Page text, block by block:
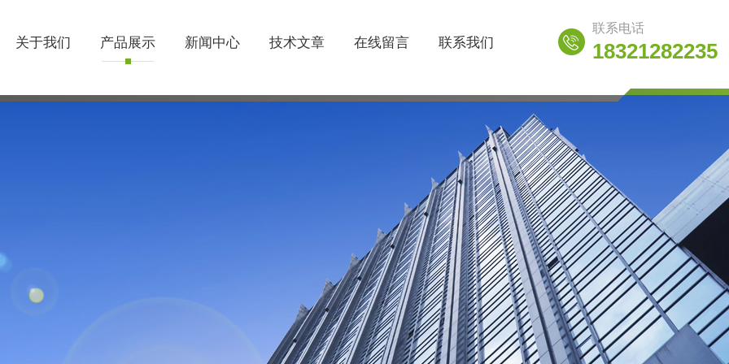
关于我们 产品展示 新闻中心 技术文章 在线留言 联系我们
联系电话
18321282235